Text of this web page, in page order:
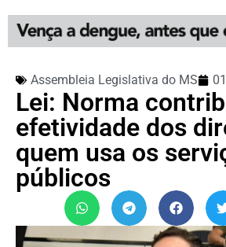
Assembleia Legislativa do MS
Lei: Norma
efetividade dos
quem usa os
públicos